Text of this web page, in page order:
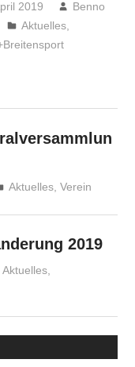
2019
Benno
Aktuelles
Aktuelles,Verein
2019
Aktuelles